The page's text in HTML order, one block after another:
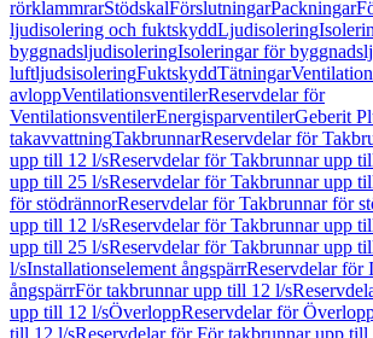
rörklammrarStödskalFörslutningarPackningar
ljudisolering och fuktskyddLjudisolering
byggnadsljudisoleringIsoleringar för
luftljudsisoleringFuktskyddTätningar
avloppVentilationsventilerReservdelar för
VentilationsventilerEnergisparventilerGeberit
takavvattningTakbrunnarReservdelar för
upp till 12 l/sReservdelar för Takbrunnar upp
upp till 25 l/sReservdelar för Takbrunnar upp
för stödrännorReservdelar för Takbrunnar för
upp till 12 l/sReservdelar för Takbrunnar upp
upp till 25 l/sReservdelar för Takbrunnar upp
l/sInstallationselement ångspärrReservdelar för
ångspärrFör takbrunnar upp till 12 l/s
upp till 12 l/sÖverloppReservdelar för
till 12 l/sReservdelar för För takbrunnar upp till